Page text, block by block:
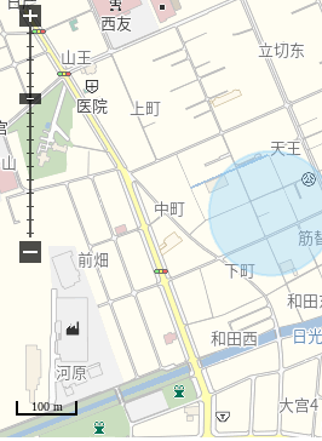
▼周边环境
・到西友ｐｅｅｒ市镇商店步行7分
・到音羽公园步行5分钟(约400m)
■ 在找想要的家方面给予帮助的
房源的详细、需讨论是如有意向，
100 m
+
−